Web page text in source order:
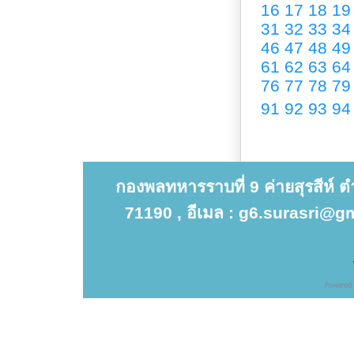
16 17 18 19
31 32 33 34
46 47 48 49
61 62 63 64
76 77 78 79
91 92 93 94
กองพลทหารราบที่ 9 ค่ายสุรสีห์
71190 , อีเมล :